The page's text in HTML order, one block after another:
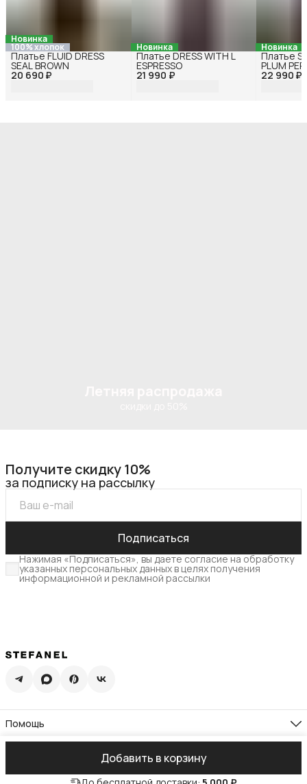
Добавить в корзину
Новинка
100% хлопок
20 690 ₽
Платье FLUID DRESS
SEAL BROWN
Новинка
21 990 ₽
Платье DRESS WITH L
ESPRESSO
Новинка
22 990 ₽
Платье
PLUM
Получите скидку 10%
за подписку на рассылку
Подписаться
Нажимая «Подписаться», вы даете согласие на обработку
указанных персональных данных в целях получения
информационной и рекламной рассылки
Помощь
Доставка
Подарочная карта